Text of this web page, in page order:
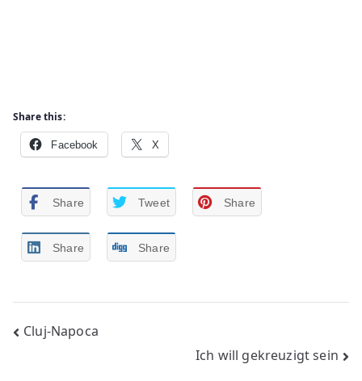
Share this:
Facebook X
Share Tweet Share
Share Share
Post
Cluj-Napoca
Ich will gekreuzigt sein